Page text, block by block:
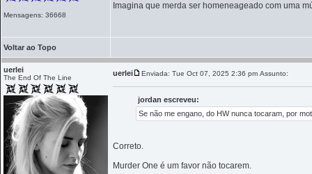
Mensagens: 36668
Imagina que merda ser homeneageado com uma
Voltar ao Topo
uerlei
The End Of The Line
uerlei Enviada: Tue Oct 07, 2025 2:36 pm Assunto:
jordan escreveu:
Se não me engano, do HW nunca tocaram, por
Correto.
Murder One é um favor não tocarem.